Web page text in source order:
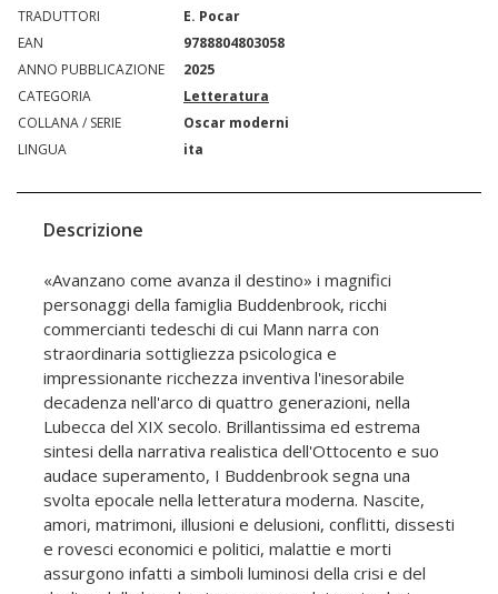
TRADUTTORI
E. Pocar
EAN
9788804803058
ANNO PUBBLICAZIONE
2025
CATEGORIA
Letteratura
COLLANA / SERIE
Oscar moderni
LINGUA
ita
Descrizione
«Avanzano come avanza il destino» i magnifici
personaggi della famiglia Buddenbrook, ricchi
commercianti tedeschi di cui Mann narra con
straordinaria sottigliezza psicologica e
impressionante ricchezza inventiva l'inesorabile
decadenza nell'arco di quattro generazioni, nella
Lubecca del XIX secolo. Brillantissima ed estrema
sintesi della narrativa realistica dell'Ottocento e suo
audace superamento, I Buddenbrook segna una
svolta epocale nella letteratura moderna. Nascite,
amori, matrimoni, illusioni e delusioni, conflitti, dissesti
e rovesci economici e politici, malattie e morti
assurgono infatti a simboli luminosi della crisi e del